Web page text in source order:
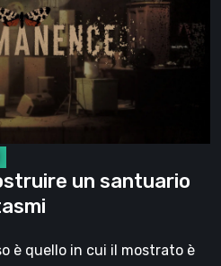
un santuario
è quello in cui il mostrato è